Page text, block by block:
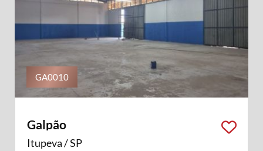
GA0010
Galpão
Itupeva / SP